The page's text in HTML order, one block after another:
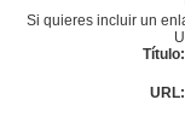
Si quieres incluir un
Título:
URL: